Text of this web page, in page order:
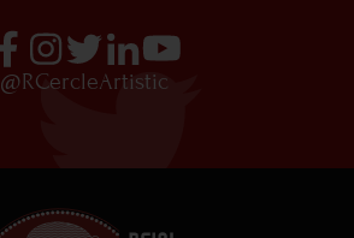
@RCercleArtistic